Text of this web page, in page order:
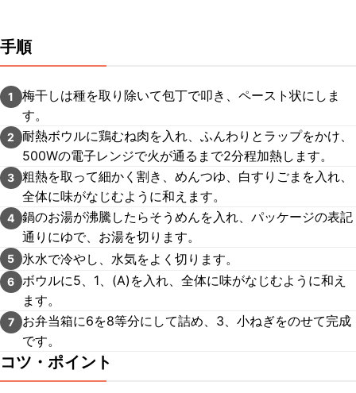
手順
1
梅干しは種を取り除いて包丁で叩き、ペースト状にしま
す。
2
耐熱ボウルに鶏むね肉を入れ、ふんわりとラップをかけ、
500Wの電子レンジで火が通るまで2分程加熱します。
3 粗熱を取って細かく割き、めんつゆ、白すりごまを入れ、
全体に味がなじむように和えます。
4 鍋のお湯が沸騰したらそうめんを入れ、パッケージの表記
通りにゆで、お湯を切ります。
5 氷水で冷やし、水気をよく切ります。
6 ボウルに5、1、(A)を入れ、全体に味がなじむように和え
ます。
7
お弁当箱に6を8等分にして詰め、3、小ねぎをのせて完成
です。
コツ・ポイント